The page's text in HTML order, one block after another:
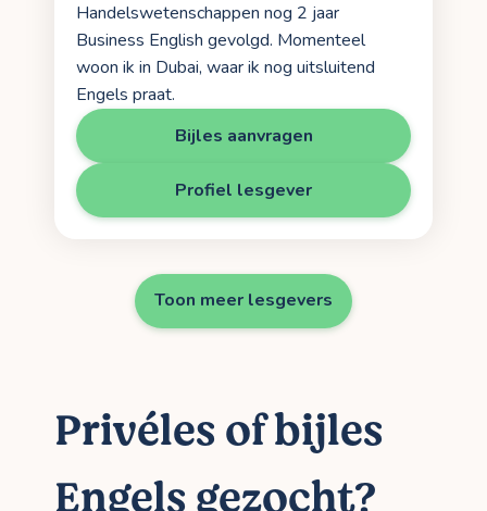
Handelswetenschappen nog 2 jaar
Business English gevolgd. Momenteel
woon ik in Dubai, waar ik nog uitsluitend
Engels praat.
Bijles aanvragen
Profiel lesgever
Toon meer lesgevers
Privéles of bijles